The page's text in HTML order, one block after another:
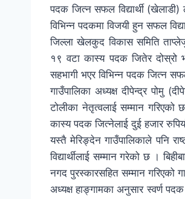
पदक जित्न सफल विद्यार्थी (खेलाडी)
विभिन्न पदकमा विजयी हुन सफल
जिल्ला खेलकुद विकास समिति
१९ वटा कास्य पदक जितेर दोस्रो
सहभागी भएर विभिन्न पदक जित्न
गाउँपालिका अध्यक्ष दीपेन्द्र पोमु
टोलीका नेतृत्वलाई सम्मान गरिएको
कास्य पदक जित्नेलाई दुई हजार
यस्तै मेरिङ्देन गाउँपालिकाले पनि
विद्यार्थीलाई सम्मान गरेको छ ।
नगद पुरस्कारसहित सम्मान गरिएको
अध्यक्ष हाङ्गामका अनुसार स्वर्ण पदक